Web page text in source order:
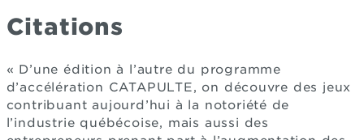
Citations
« D’une édition à l’autre du programme
d’accélération CATAPULTE, on découvre des jeux
contribuant aujourd’hui à la notoriété de
l’industrie québécoise, mais aussi des